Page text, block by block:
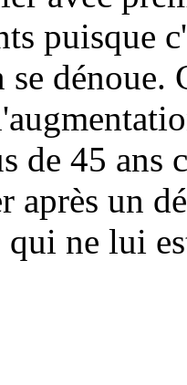
puisque
dénoue.
de 45 ans
après un
qui ne lui